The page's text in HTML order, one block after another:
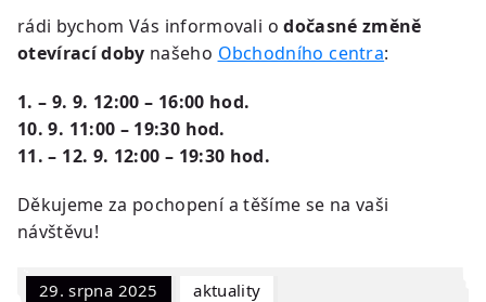
rádi bychom Vás informovali odočasné změně
otevírací doby našeho Obchodního centra:
1. – 9. 9. 12:00 – 16:00 hod.
10. 9. 11:00 – 19:30 hod.
11. – 12. 9. 12:00 – 19:30 hod.
Děkujeme za pochopení a těšíme se na vaši
návštěvu!
29. srpna 2025 Aktuality